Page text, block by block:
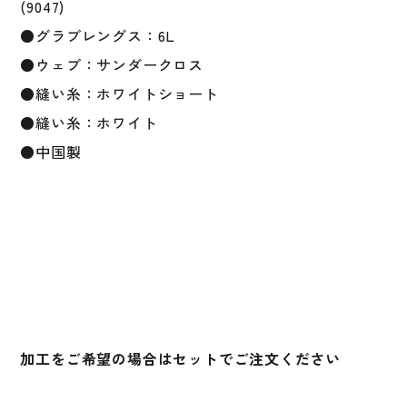
PKB761
野
球
用
品
個
(9047)
●グラブレングス：6L
●ウェブ：サンダークロス
●縫い糸：ホワイトショート
●縫い糸：ホワイト
●中国製
加工をご希望の場合はセットでご注文ください